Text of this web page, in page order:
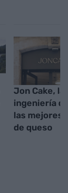
Jon Cake, la
ingeniería
las mejores
de queso